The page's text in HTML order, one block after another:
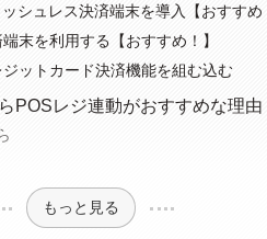
シュレス決済端末を導入【おすすめ
末を利用する【おすすめ！】
ットカード決済機能を組む込む
POSレジ連動がおすすめな理由
もっと見る